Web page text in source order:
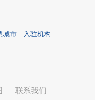
城市 入驻机构
联系我们